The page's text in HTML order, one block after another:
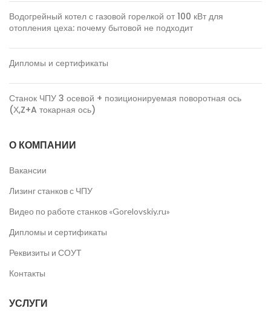
Водогрейный котел с газовой горелкой от 100 кВт для
отопления цеха: почему бытовой не подходит
Дипломы и сертификаты
Станок ЧПУ 3 осевой + позиционируемая поворотная ось
(Х,Z+A токарная ось)
О КОМПАНИИ
Вакансии
Лизинг станков с ЧПУ
Видео по работе станков «Gorelovskiy.ru»
Дипломы и сертификаты
Реквизиты и СОУТ
Контакты
УСЛУГИ